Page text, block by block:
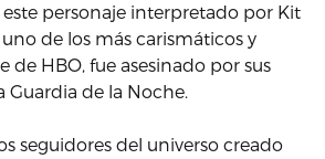
personaje interpretado por Kit
de los más carismáticos y
de HBO, fue asesinado por sus
Guardia de la Noche.
seguidores del universo creado